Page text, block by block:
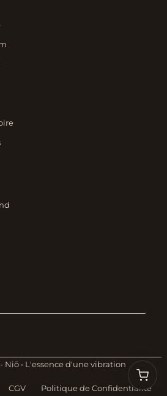
Niõ • L'essence d'une vibration
CGV Politique de Confidentialité